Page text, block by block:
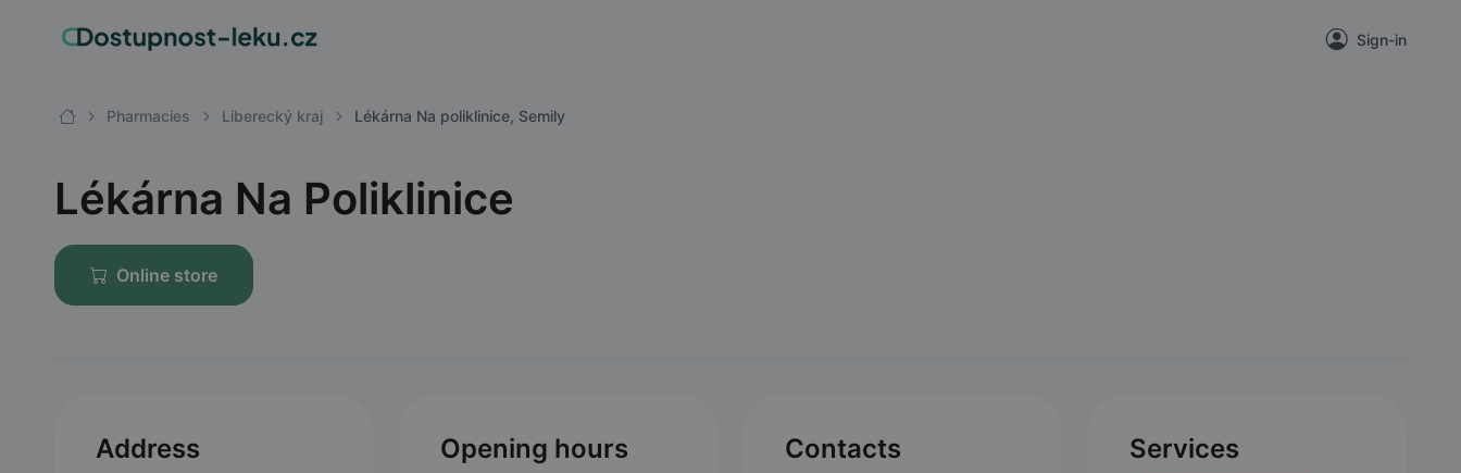
Sign-in
Pharmacies Liberecký kraj Lékárna Na poliklinice, Semily
Lékárna Na Poliklinice
Online store
Address Opening hours Contacts Services